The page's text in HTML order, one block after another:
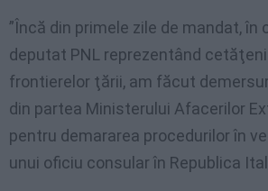
”Încă din primele zile de mandat, în
deputat PNL reprezentând
frontierelor ţării, am făcut
din partea Ministerului Afacerilor
pentru demararea procedurilor în
unui oficiu consular în Republica